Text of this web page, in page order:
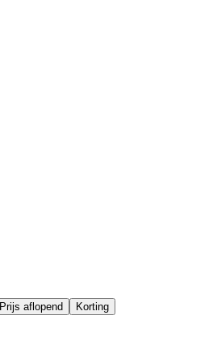
Prijs aflopend Korting